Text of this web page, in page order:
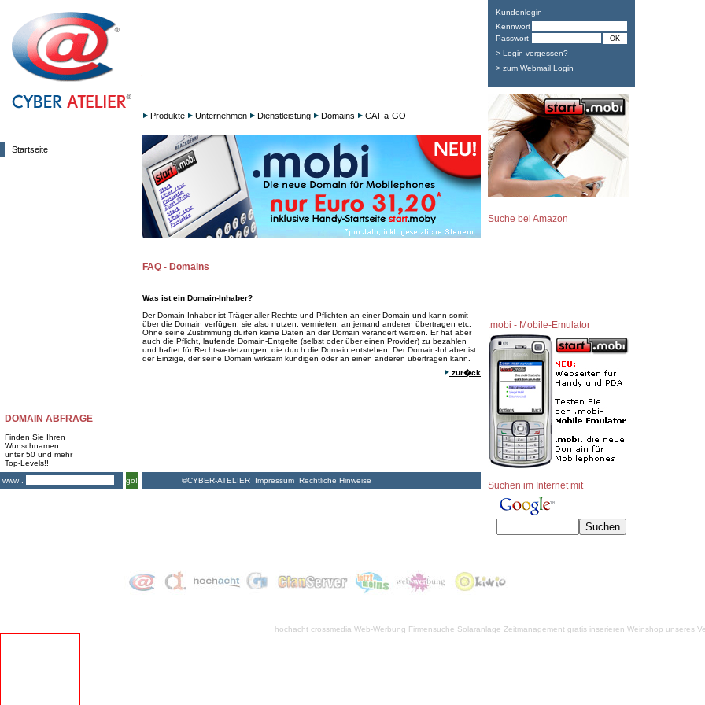
Startseite
DOMAIN ABFRAGE
Finden Sie Ihren
Wunschnamen
unter 50 und mehr
Top-Levels!!
www .
go!
Produkte Unternehmen Dienstleistung Domains CAT-a-GO
FAQ - Domains
Was ist ein Domain-Inhaber?
Der Domain-Inhaber ist Träger aller Rechte und Pflichten an einer Domain und kann somit
über die Domain verfügen, sie also nutzen, vermieten, an jemand anderen übertragen etc.
Ohne seine Zustimmung dürfen keine Daten an der Domain verändert werden. Er hat aber
auch die Pflicht, laufende Domain-Entgelte (selbst oder über einen Provider) zu bezahlen
und haftet für Rechtsverletzungen, die durch die Domain entstehen. Der Domain-Inhaber ist
der Einzige, der seine Domain wirksam kündigen oder an einen anderen übertragen kann.
zur�ck
©CYBER-ATELIER Impressum Rechtliche Hinweise
Kundenlogin
Kennwort
Passwort
> Login vergessen?
> zum Webmail Login
Suche bei Amazon
.mobi - Mobile-Emulator
Suchen im Internet mit
hochacht crossmedia Web-Werbung Firmensuche Solaranlage Zeitmanagement gratis inserieren Weinshop unseres